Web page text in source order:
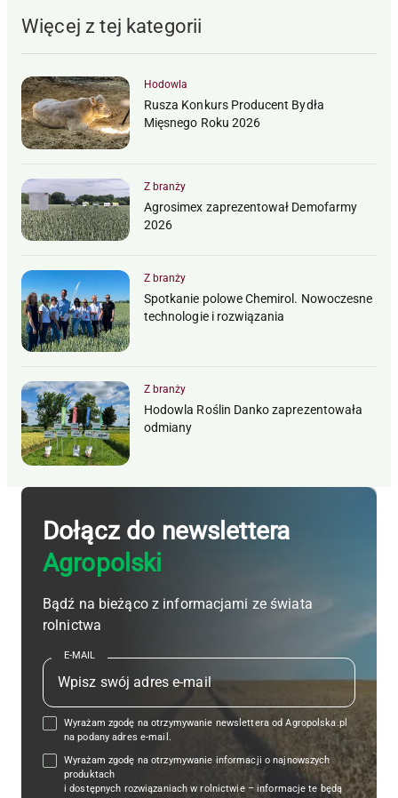
Więcej z tej kategorii
Hodowla
Rusza Konkurs Producent Bydła
Mięsnego Roku 2026
Z branży
Agrosimex zaprezentował Demofarmy
2026
Z branży
Spotkanie polowe Chemirol. Nowoczesne
technologie i rozwiązania
Z branży
Hodowla Roślin Danko zaprezentowała
odmiany
Dołącz do newslettera
Agropolski
Bądź na bieżąco z informacjami ze świata
rolnictwa
E-MAIL
Wyrażam zgodę na otrzymywanie newslettera od Agropolska.pl
na podany adres e-mail.
Wyrażam zgodę na otrzymywanie informacji o najnowszych
produktach
i dostępnych rozwiązaniach w rolnictwie – informacje te będą